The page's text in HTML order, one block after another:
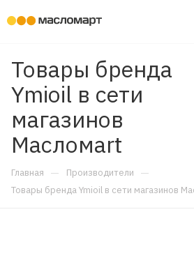
Товары бренда
Ymioil в сети
магазинов
Масломart
Главная — Производители —
Товары бренда Ymioil в сети магазинов